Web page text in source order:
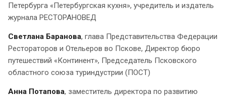
Петербурга «Петербургская кухня», учредитель и издатель
журнала РЕСТОРАНОВЕД
Светлана Баранова, глава Представительства Федерации
Рестораторов и Отельеров во Пскове, Директор бюро
путешествий «Континент», Председатель Псковского
областного союза туриндустрии (ПОСТ)
Анна Потапова, заместитель директора по развитию